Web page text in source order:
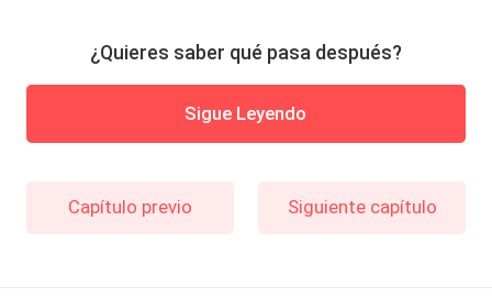
¿Quieres saber qué pasa después?
Sigue Leyendo
Capítulo previo Siguiente capítulo